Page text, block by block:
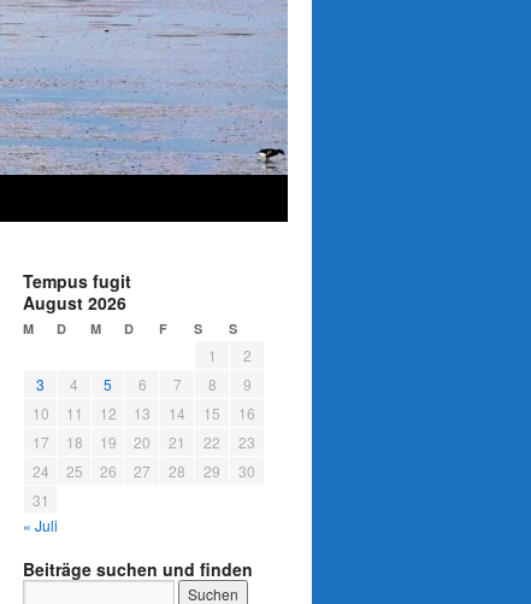
Tempus fugit
August 2026
M D M D F S S
1
2
3
4 5 6 7 8
9
10
11 12 13 14 15
16
17
18 19 20 21 22
23
24
25 26 27 28 29
30
31
« Juli
Beiträge suchen und finden